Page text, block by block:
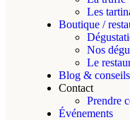
Les
Boutique /
Nos
Le
Blog & conseils
Contact
Prendre
Événements